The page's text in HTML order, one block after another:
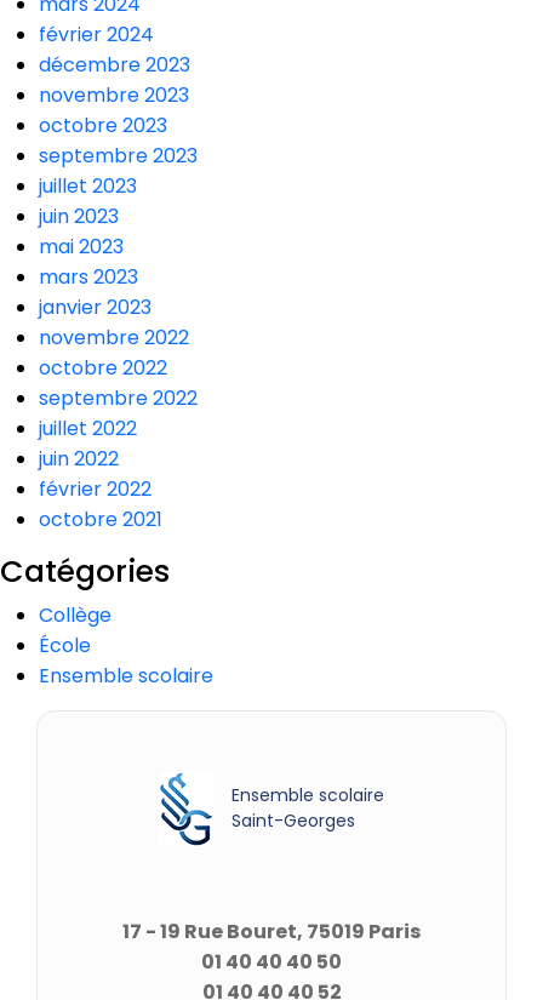
février 2024
décembre 2023
novembre 2023
octobre 2023
septembre 2023
juillet 2023
juin 2023
mai 2023
mars 2023
janvier 2023
novembre 2022
octobre 2022
septembre 2022
juillet 2022
juin 2022
février 2022
octobre 2021
Catégories
Collège
École
Ensemble scolaire
Ensemble scolaire
Saint-Georges
17 - 19 Rue Bouret, 75019 Paris
01 40 40 40 50
01 40 40 40 52